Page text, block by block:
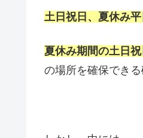
土日祝日、夏休み平
夏休み期間の土日
の場所を確保でき